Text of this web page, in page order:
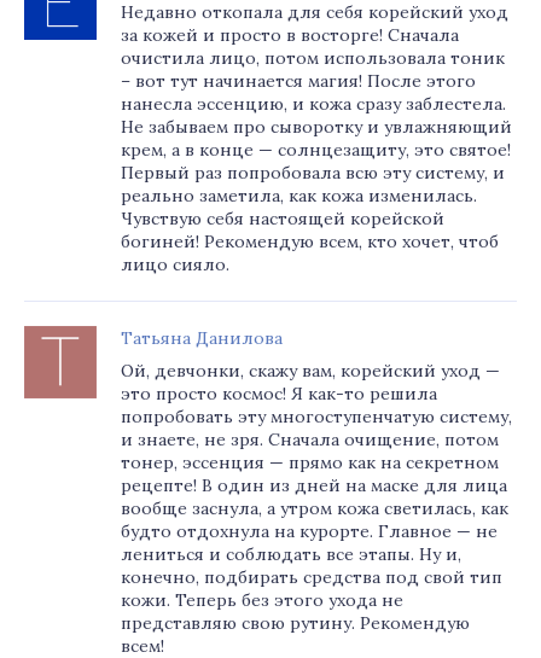
Недавно откопала для себя корейский уход
за кожей и просто в восторге! Сначала
очистила лицо, потом использовала тоник
– вот тут начинается магия! После этого
нанесла эссенцию, и кожа сразу заблестела.
Не забываем про сыворотку и увлажняющий
крем, а в конце — солнцезащиту, это святое!
Первый раз попробовала всю эту систему, и
реально заметила, как кожа изменилась.
Чувствую себя настоящей корейской
богиней! Рекомендую всем, кто хочет, чтоб
лицо сияло.
Татьяна Данилова
Ой, девчонки, скажу вам, корейский уход —
это просто космос! Я как-то решила
попробовать эту многоступенчатую систему,
и знаете, не зря. Сначала очищение, потом
тонер, эссенция — прямо как на секретном
рецепте! В один из дней на маске для лица
вообще заснула, а утром кожа светилась, как
будто отдохнула на курорте. Главное — не
лениться и соблюдать все этапы. Ну и,
конечно, подбирать средства под свой тип
кожи. Теперь без этого ухода не
представляю свою рутину. Рекомендую
всем!